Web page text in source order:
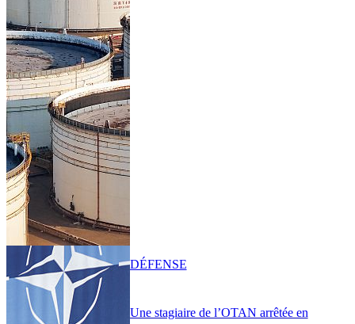
Une stagiaire de l’OTAN arrêtée en
DÉFENSE